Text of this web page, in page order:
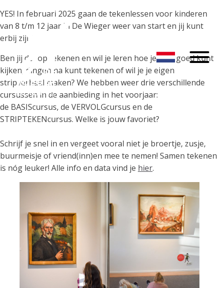
YES! In februari 2025 gaan de tekenlessen voor kinderen
van 8 t/m 12 jaar in De Wieger weer van start en jij kunt
erbij zijn!
Ben jij dol op tekenen en wil je leren hoe je écht goed kunt
kijken, dingen na kunt tekenen of wil je je eigen
stripverhaal maken? We hebben weer drie verschillende
cursussen in de aanbieding in het voorjaar:
de BASIScursus, de VERVOLGcursus en de
STRIPTEKENcursus. Welke is jouw favoriet?
Schrijf je snel in en vergeet vooral niet je broertje, zusje,
buurmeisje of vriend(inn)en mee te nemen! Samen tekenen
is nóg leuker! Alle info en data vind je hier.